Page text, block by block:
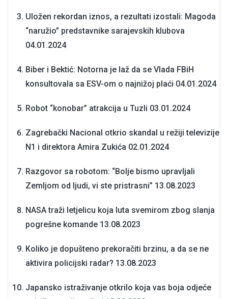
Uložen rekordan iznos, a rezultati izostali: Magoda
“naružio” predstavnike sarajevskih klubova
04.01.2024
Biber i Bektić: Notorna je laž da se Vlada FBiH
konsultovala sa ESV-om o najnižoj plaći 04.01.2024
Robot “konobar” atrakcija u Tuzli 03.01.2024
Zagrebački Nacional otkrio skandal u režiji televizije
N1 i direktora Amira Zukića 02.01.2024
Razgovor sa robotom: “Bolje bismo upravljali
Zemljom od ljudi, vi ste pristrasni” 13.08.2023
NASA traži letjelicu koja luta svemirom zbog slanja
pogrešne komande 13.08.2023
Koliko je dopušteno prekoračiti brzinu, a da se ne
aktivira policijski radar? 13.08.2023
Japansko istraživanje otkrilo koja vas boja odjeće